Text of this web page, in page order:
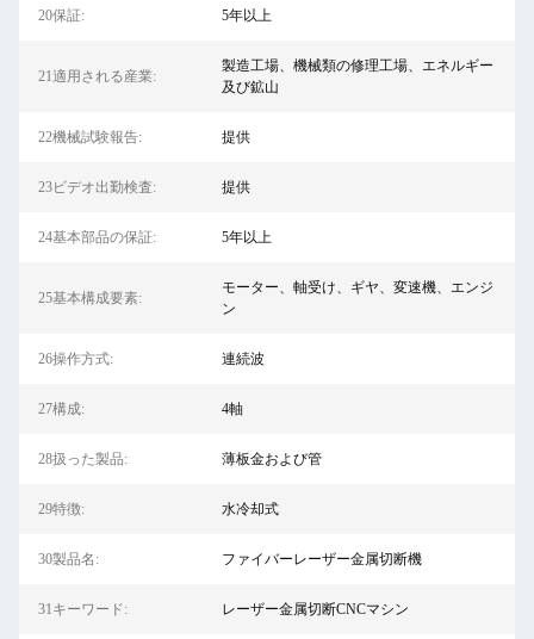
20保証: 5年以上
21適用される産業:
製造工場、機械類の修理工場、エネルギー
及び鉱山
22機械試験報告: 提供
23ビデオ出勤検査: 提供
24基本部品の保証: 5年以上
25基本構成要素:
モーター、軸受け、ギヤ、変速機、エンジ
ン
26操作方式: 連続波
27構成: 4軸
28扱った製品: 薄板金および管
29特徴: 水冷却式
30製品名: ファイバーレーザー金属切断機
31キーワード: レーザー金属切断CNCマシン